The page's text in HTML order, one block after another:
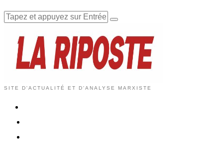
SITE D'ACTUALITÉ ET D'ANALYSE MARXISTE